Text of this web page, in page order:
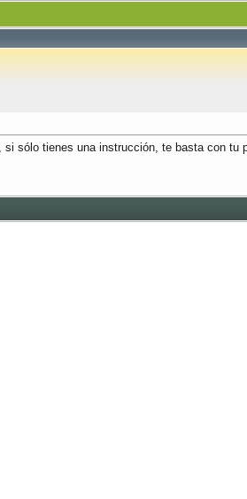
sólo tienes una instrucción, te basta con tu